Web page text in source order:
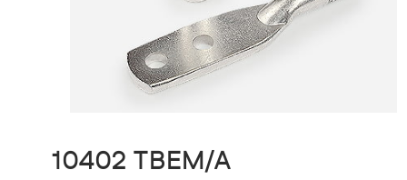
10402 TBEM/A